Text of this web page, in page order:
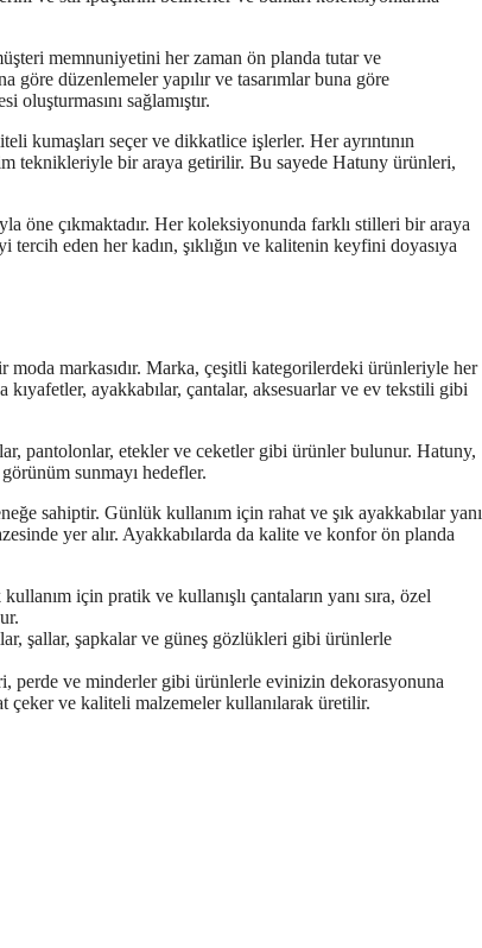
memnuniyetini her zaman ön planda tutar ve
düzenlemeler yapılır ve tasarımlar buna göre
sağlamıştır.
kumaşları seçer ve dikkatlice işlerler. Her ayrıntının
teknikleriyle bir araya getirilir. Bu sayede Hatuny ürünleri,
öne çıkmaktadır. Her koleksiyonunda farklı stilleri bir araya
tercih eden her kadın, şıklığın ve kalitenin keyfini doyasıya
moda markasıdır. Marka, çeşitli kategorilerdeki ürünleriyle her
kıyafetler, ayakkabılar, çantalar, aksesuarlar ve ev tekstili gibi
pantolonlar, etekler ve ceketler gibi ürünler bulunur. Hatuny,
sunmayı hedefler.
sahiptir. Günlük kullanım için rahat ve şık ayakkabılar yanı
yer alır. Ayakkabılarda da kalite ve konfor ön planda
için pratik ve kullanışlı çantaların yanı sıra, özel
şallar, şapkalar ve güneş gözlükleri gibi ürünlerle
perde ve minderler gibi ürünlerle evinizin dekorasyonuna
çeker ve kaliteli malzemeler kullanılarak üretilir.